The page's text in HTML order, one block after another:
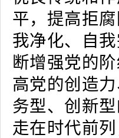
平，提高拒
我净化、自
断增强党的
高党的创造
务型、创新
走在时代前